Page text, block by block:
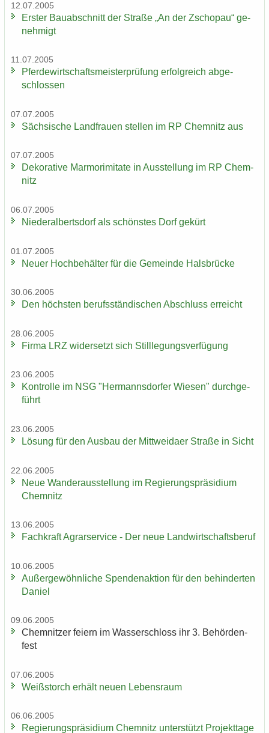
12.07.2005
Ers­ter Bau­ab­schnitt der Stra­ße „An der Zscho­pau“ ge­
neh­migt
11.07.2005
Pfer­de­wirt­schafts­meis­ter­prü­fung er­folg­reich ab­ge­
schlos­sen
07.07.2005
Säch­si­sche Land­frau­en stel­len im RP Chem­nitz aus
07.07.2005
De­ko­ra­ti­ve Mar­mo­r­imi­ta­te in Aus­stel­lung im RP Chem­
nitz
06.07.2005
Nie­der­al­berts­dorf als schöns­tes Dorf ge­kürt
01.07.2005
Neuer Hoch­be­häl­ter für die Ge­mein­de Hals­brü­cke
30.06.2005
Den höchs­ten be­rufs­stän­di­schen Ab­schluss er­reicht
28.06.2005
Firma LRZ wi­der­setzt sich Still­le­gungs­ver­fü­gung
23.06.2005
Kon­trol­le im NSG "Her­manns­dor­fer Wie­sen" durch­ge­
führt
23.06.2005
Lö­sung für den Aus­bau der Mitt­wei­da­er Stra­ße in Sicht
22.06.2005
Neue Wan­der­aus­stel­lung im Re­gie­rungs­prä­si­di­um
Chem­nitz
13.06.2005
Fach­kraft Agrar­ser­vice - Der neue Land­wirt­schafts­be­ruf
10.06.2005
Au­ßer­ge­wöhn­li­che Spen­den­ak­ti­on für den be­hin­der­ten
Da­ni­el
09.06.2005
Chem­nit­zer fei­ern im Was­ser­schloss ihr 3. Be­hör­den­
fest
07.06.2005
Weiß­storch er­hält neuen Le­bens­raum
06.06.2005
Re­gie­rungs­prä­si­di­um Chem­nitz un­ter­stützt Pro­jekt­ta­ge